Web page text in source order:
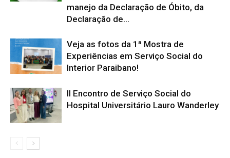
manejo da Declaração de Óbito, da
Declaração de...
Veja as fotos da 1ª Mostra de
Experiências em Serviço Social do
Interior Paraibano!
II Encontro de Serviço Social do
Hospital Universitário Lauro Wanderley